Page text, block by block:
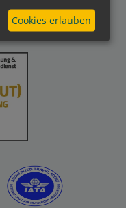
Cookies erlauben